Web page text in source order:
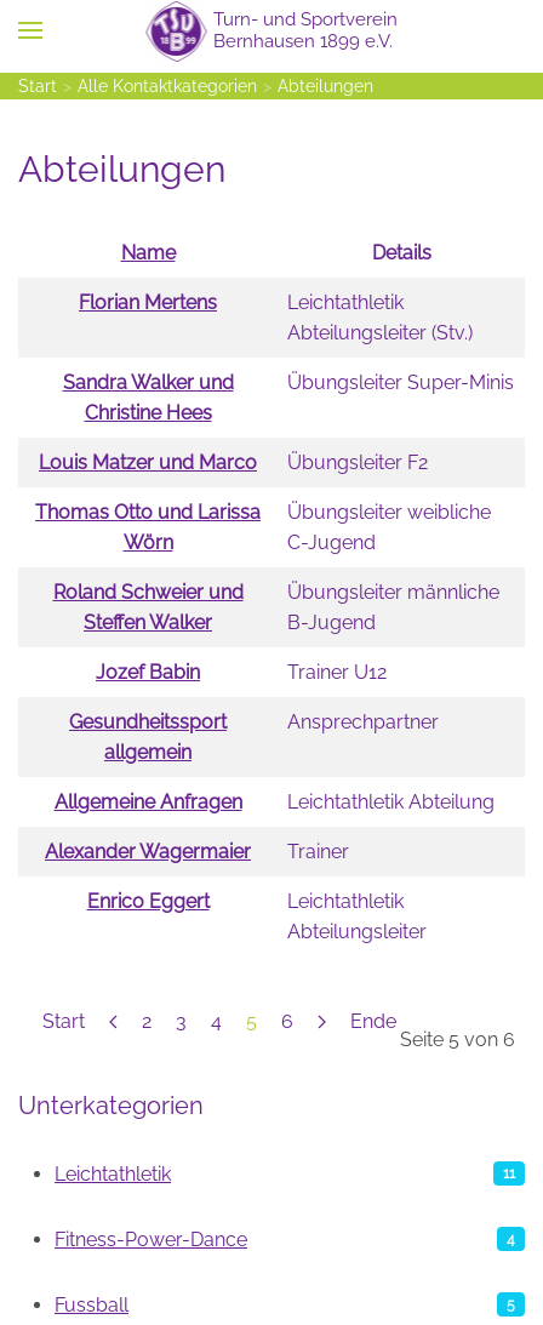
Zum Hauptinhalt springen
Start Alle Kontaktkategorien Abteilungen
Abteilungen
Kontakte,
Name Details
Florian Mertens
Leichtathletik
Abteilungsleiter (Stv.)
Sandra Walker und
Christine Hees
Übungsleiter Super-Minis
Louis Matzer und Marco Übungsleiter F2
Thomas Otto und Larissa
Wörn
Übungsleiter weibliche
C-Jugend
Roland Schweier und
Steffen Walker
Übungsleiter männliche
B-Jugend
Jozef Babin Trainer U12
Gesundheitssport
allgemein
Ansprechpartner
Allgemeine Anfragen Leichtathletik Abteilung
Alexander Wagermaier Trainer
Enrico Eggert
Leichtathletik
Abteilungsleiter
Seite 5 von 6
Start 2 3 4 5 6 Ende
Unterkategorien
Leichtathletik 11
Fitness-Power-Dance 4
Fussball 5